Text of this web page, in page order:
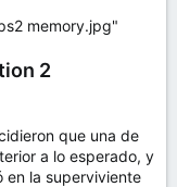
memory.jpg"
2
que una de
a lo esperado, y
en la superviviente